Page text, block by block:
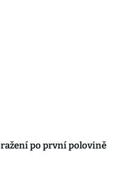
po první polovině